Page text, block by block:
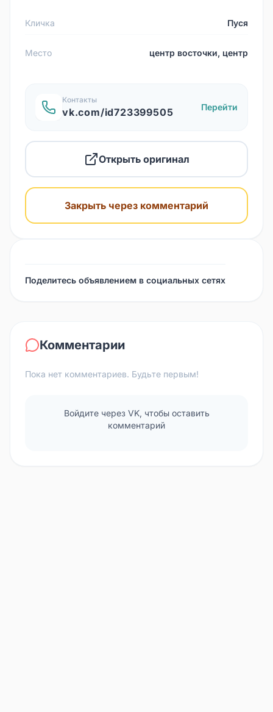
Кличка Пуся
Место центр восточки, центр
Контакты
vk.com/id723399505 Перейти
Открыть оригинал
Закрыть через комментарий
Поделитесь объявлением в социальных сетях
Комментарии
Пока нет комментариев. Будьте первым!
Войдите через VK, чтобы оставить
комментарий